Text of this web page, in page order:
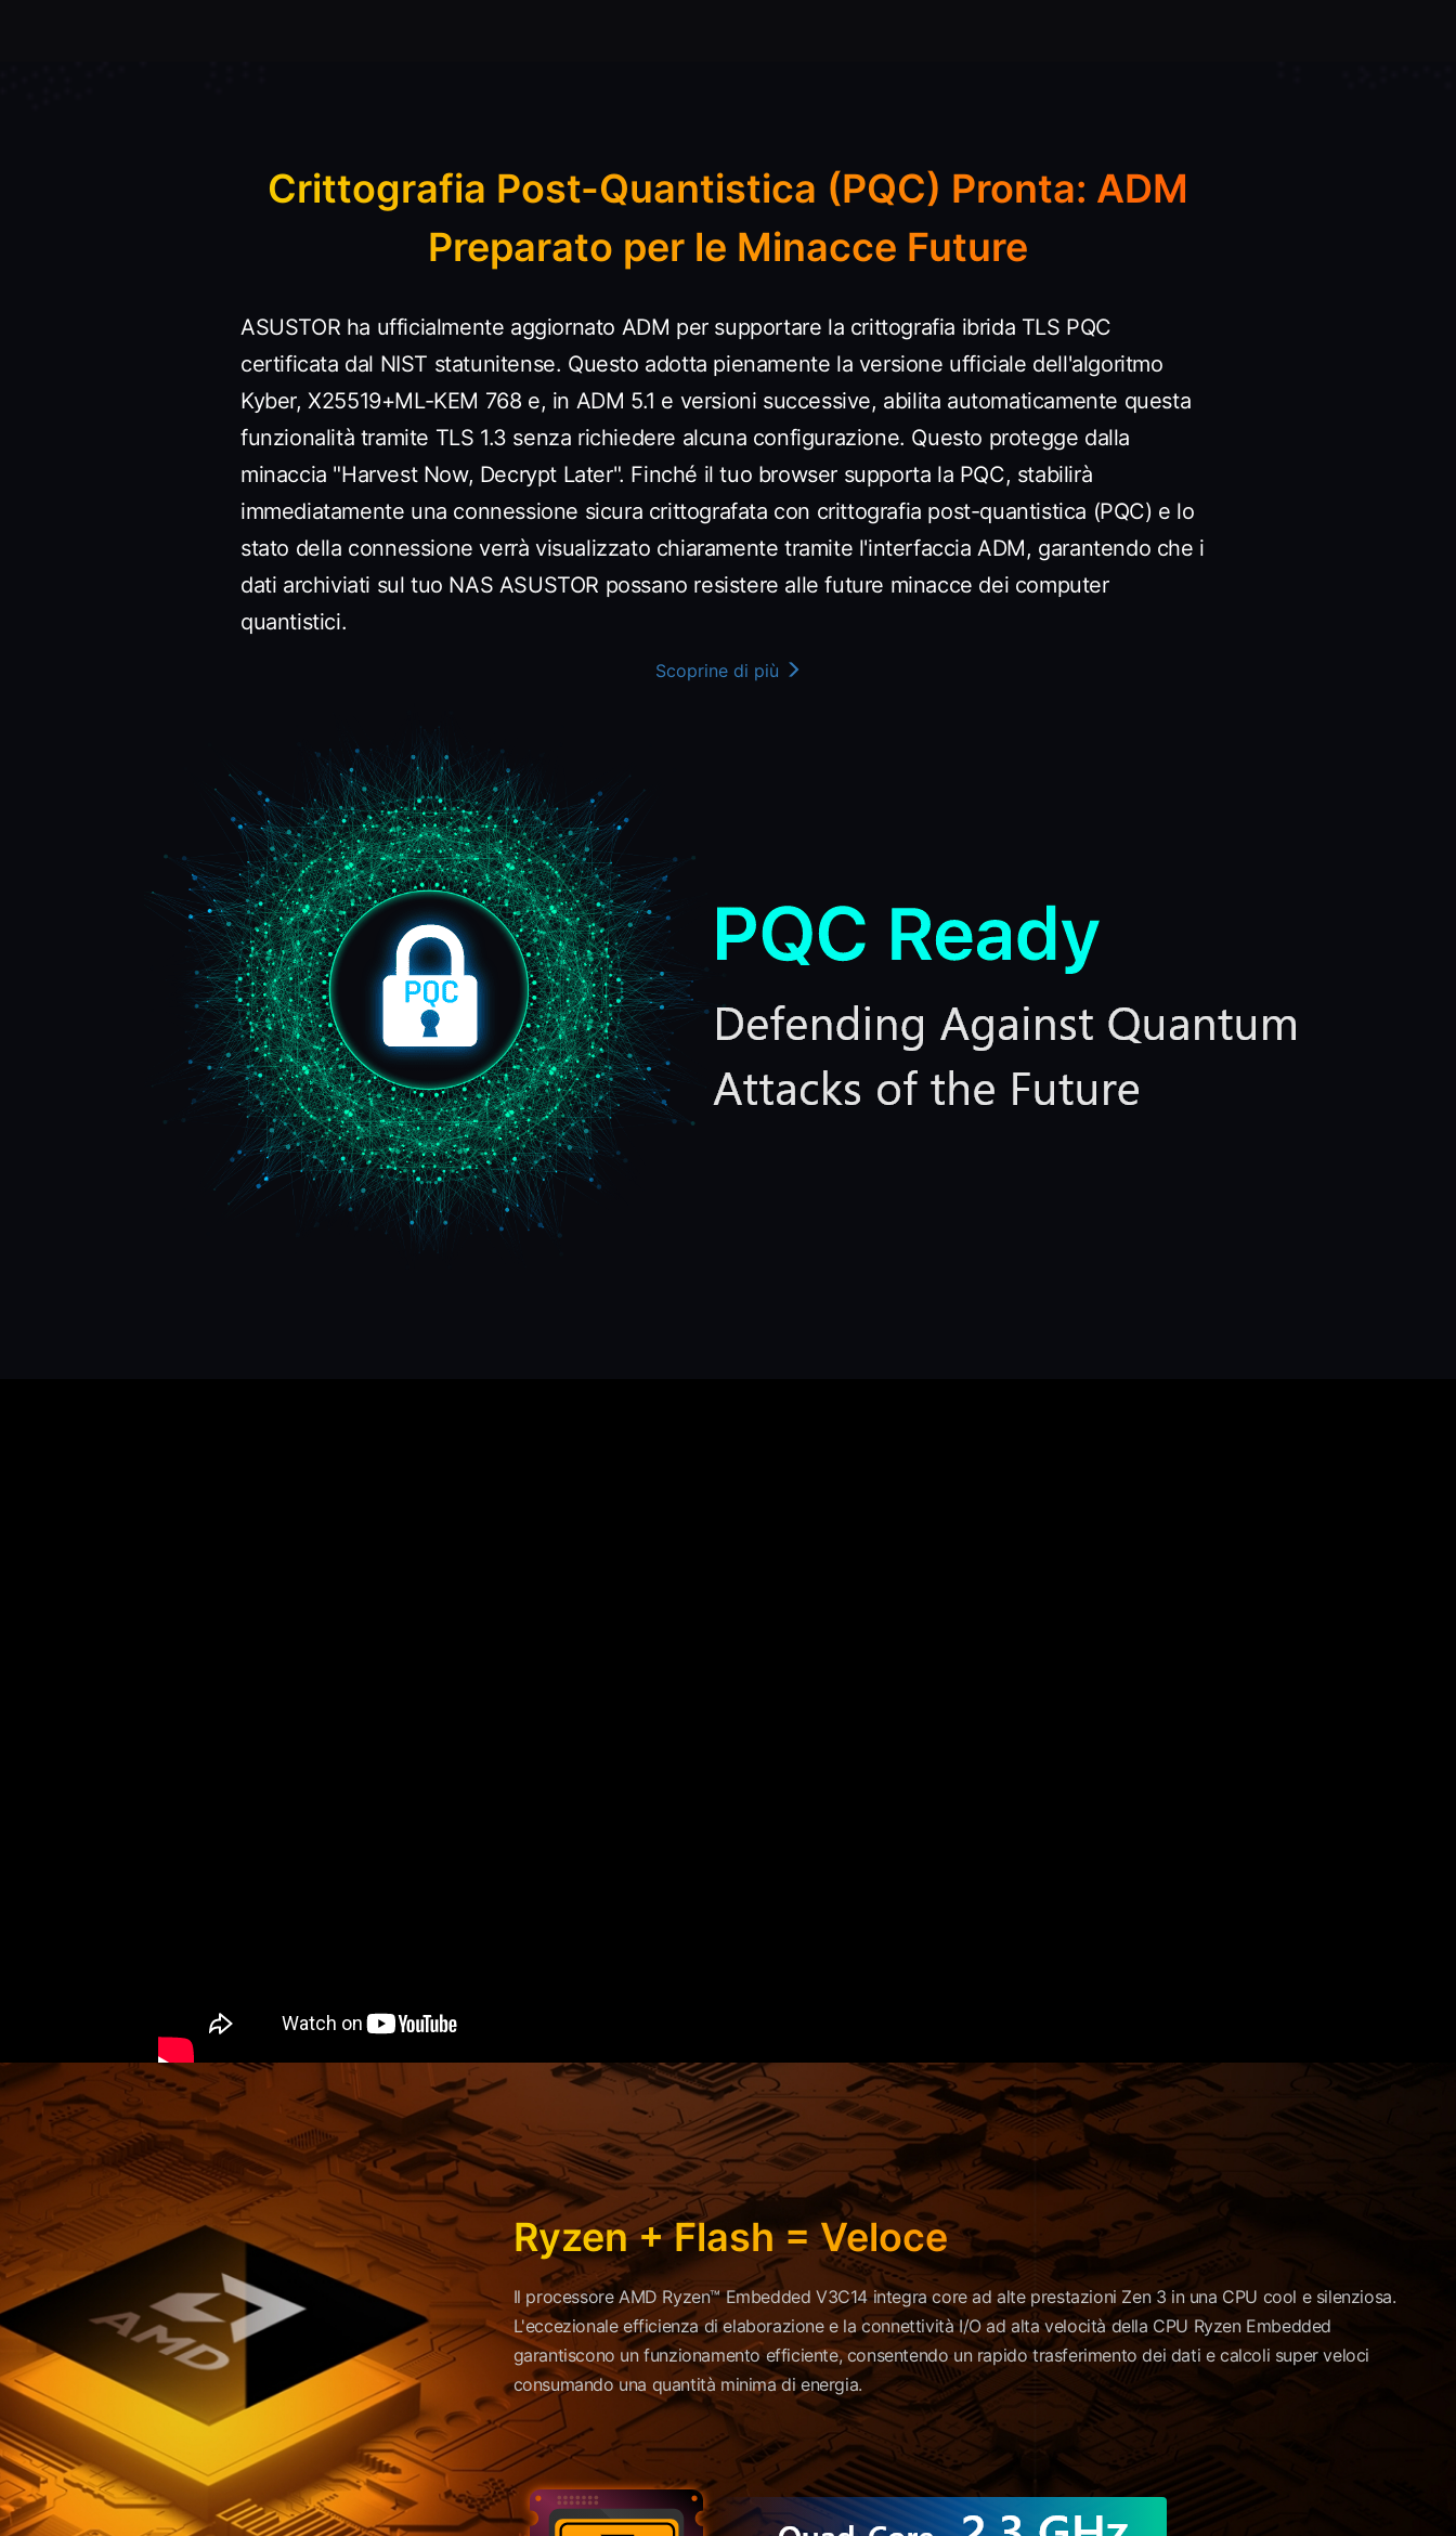
Crittografia Post-Quantistica (PQC) Pronta: ADM
Preparato per le Minacce Future
ASUSTOR ha ufficialmente aggiornato ADM per supportare la crittografia ibrida TLS PQC
certificata dal NIST statunitense. Questo adotta pienamente la versione ufficiale dell'algoritmo
Kyber, X25519+ML-KEM 768 e, in ADM 5.1 e versioni successive, abilita automaticamente questa
funzionalità tramite TLS 1.3 senza richiedere alcuna configurazione. Questo protegge dalla
minaccia "Harvest Now, Decrypt Later". Finché il tuo browser supporta la PQC, stabilirà
immediatamente una connessione sicura crittografata con crittografia post-quantistica (PQC) e lo
stato della connessione verrà visualizzato chiaramente tramite l'interfaccia ADM, garantendo che i
dati archiviati sul tuo NAS ASUSTOR possano resistere alle future minacce dei computer
quantistici.
Scoprine di più
Ryzen + Flash = Veloce
Il processore AMD Ryzen™ Embedded V3C14 integra core ad alte prestazioni Zen 3 in una CPU cool e silenziosa.
L'eccezionale efficienza di elaborazione e la connettività I/O ad alta velocità della CPU Ryzen Embedded
garantiscono un funzionamento efficiente, consentendo un rapido trasferimento dei dati e calcoli super veloci
consumando una quantità minima di energia.